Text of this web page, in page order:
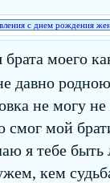
с днем рождения
брата моего
давно
не могу не
смог мой
я тебе
кем